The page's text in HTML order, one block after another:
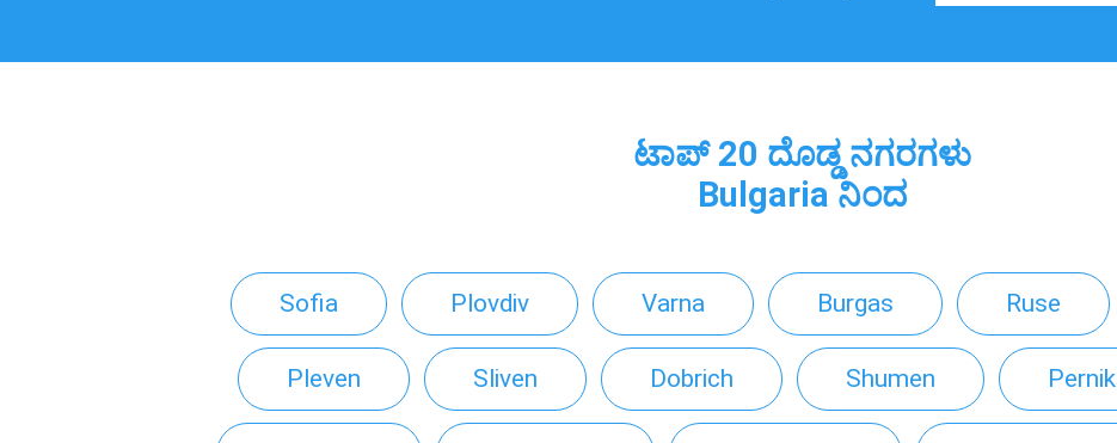
ಟಾಪ್ 20 ದೊಡ್ಡ ನಗರಗಳು
Bulgaria ನಿಂದ
Sofia Plovdiv Varna Burgas Ruse
Pleven Sliven Dobrich Shumen Pernik